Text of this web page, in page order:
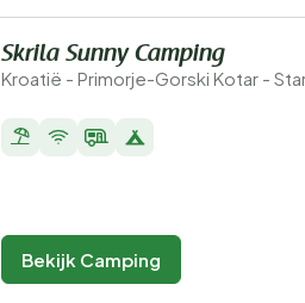
Skrila Sunny Camping
Kroatië - Primorje-Gorski Kotar -
Bekijk Camping